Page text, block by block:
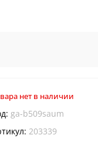
нет в наличии
ga-b509saum
203339